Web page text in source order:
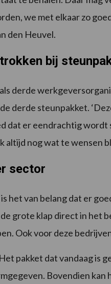
we met elkaar zo
den Heuvel.
bij
derde
derde steunpakket.
dat er eendrachtig
nog wat te wensen
sector
het van belang dat er
grote klap direct in het
Ook voor deze
pakket dat vandaag is
Bovendien kan